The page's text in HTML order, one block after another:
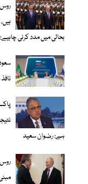
بحالی میں مدد کرنی
ہے: رضوان سعید